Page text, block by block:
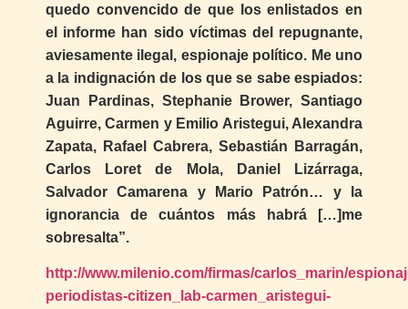
quedo convencido de que los enlistados en
el informe han sido víctimas del repugnante,
aviesamente ilegal, espionaje político. Me uno
a la indignación de los que se sabe espiados:
Juan Pardinas, Stephanie Brower, Santiago
Aguirre, Carmen y Emilio Aristegui, Alexandra
Zapata, Rafael Cabrera, Sebastián Barragán,
Carlos Loret de Mola, Daniel Lizárraga,
Salvador Camarena y Mario Patrón… y la
ignorancia de cuántos más habrá […]me
sobresalta”.
http://www.milenio.com/firmas/carlos_marin/
periodistas-citizen_lab-carmen_aristegui-